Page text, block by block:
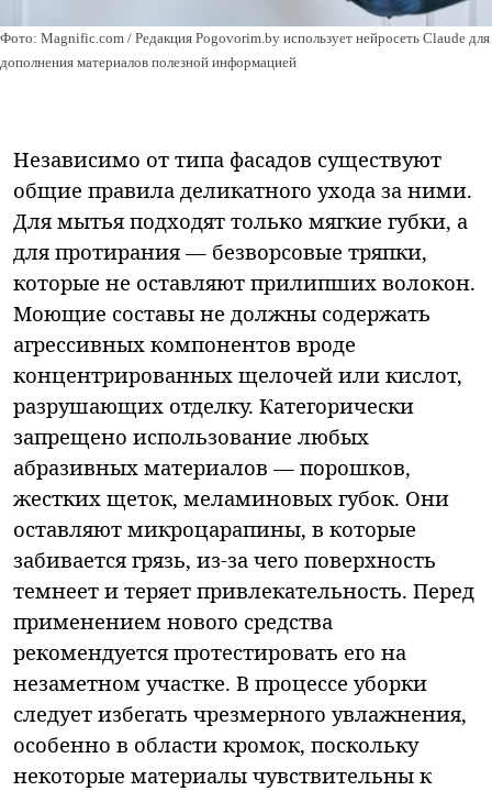
Фото: Magnific.com / Редакция Pogovorim.by использует нейросеть Claude для
дополнения материалов полезной информацией
Независимо от типа фасадов существуют
общие правила деликатного ухода за ними.
Для мытья подходят только мягкие губки, а
для протирания — безворсовые тряпки,
которые не оставляют прилипших волокон.
Моющие составы не должны содержать
агрессивных компонентов вроде
концентрированных щелочей или кислот,
разрушающих отделку. Категорически
запрещено использование любых
абразивных материалов — порошков,
жестких щеток, меламиновых губок. Они
оставляют микроцарапины, в которые
забивается грязь, из-за чего поверхность
темнеет и теряет привлекательность. Перед
применением нового средства
рекомендуется протестировать его на
незаметном участке. В процессе уборки
следует избегать чрезмерного увлажнения,
особенно в области кромок, поскольку
некоторые материалы чувствительны к